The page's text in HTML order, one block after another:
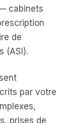
cabinets
de
(ASI).
par votre
prises de